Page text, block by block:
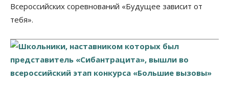
Всероссийских соревнований «Будущее зависит от
тебя».